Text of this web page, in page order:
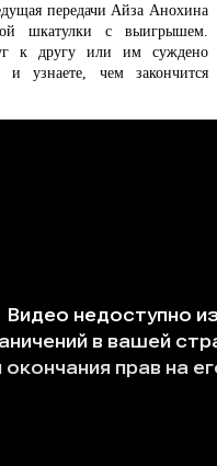
передачи Айза Анохина
шкатулки с выигрышем.
к другу или им суждено
и узнаете, чем закончится